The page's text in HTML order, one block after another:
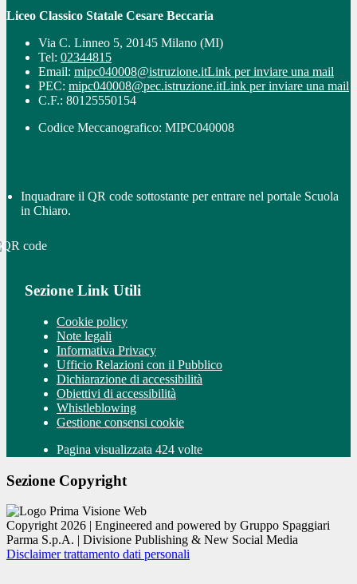
Liceo Classico Statale Cesare Beccaria
Via C. Linneo 5, 20145 Milano (MI)
Tel: 02344815
Email: mipc040008@istruzione.itLink per inviare una mail
PEC: mipc040008@pec.istruzione.itLink per inviare una mail
C.F.: 80125550154
Codice Meccanografico: MIPC040008
Inquadrare il QR code sottostante per entrare nel portale Scuola
in Chiaro.
Sezione Link Utili
Cookie policy
Note legali
Informativa Privacy
Ufficio Relazioni con il Pubblico
Dichiarazione di accessibilità
Obiettivi di accessibilità
Whistleblowing
Gestione consensi cookie
Pagina visualizzata 424 volte
Sezione Copyright
Copyright 2026 | Engineered and powered by Gruppo Spaggiari
Parma S.p.A. | Divisione Publishing & New Social Media
Disclaimer trattamento dati personali